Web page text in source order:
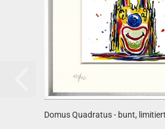
Domus Quadratus - bunt,